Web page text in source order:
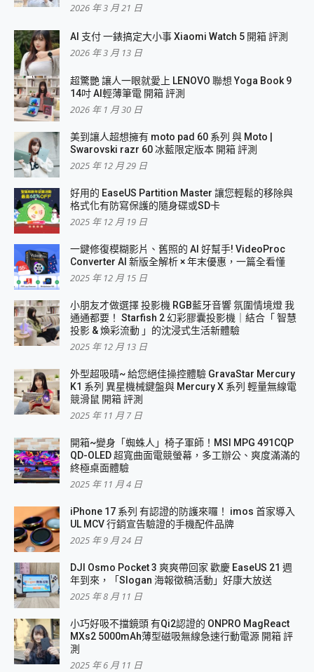
2026 年 3 月 21 日
AI 支付 一錶搞定大小事 Xiaomi Watch 5 開箱 評測
2026 年 3 月 13 日
超驚艷 讓人一眼就愛上 LENOVO 聯想 Yoga Book 9
14吋 AI輕薄筆電 開箱 評測
2026 年 1 月 30 日
美到讓人超想擁有 moto pad 60 系列 與 Moto |
Swarovski razr 60 冰藍限定版本 開箱 評測
2025 年 12 月 29 日
好用的 EaseUS Partition Master 讓您輕鬆的移除與
格式化有防寫保護的隨身碟或SD卡
2025 年 12 月 19 日
一鍵修復模糊影片、舊照的 AI 好幫手! VideoProc
Converter AI 新版全解析 × 年末優惠，一篇全看懂
2025 年 12 月 15 日
小朋友才做選擇 投影機 RGB藍牙音響 氛圍情境燈 我
通通都要！ Starfish 2 幻彩膠囊投影機｜結合「 智慧
投影 & 煥彩流動 」的沈浸式生活新體驗
2025 年 12 月 13 日
外型超吸晴~ 給您絕佳操控體驗 GravaStar Mercury
K1 系列 異星機械鍵盤與 Mercury X 系列 輕量無線電
競滑鼠 開箱 評測
2025 年 11 月 7 日
開箱~變身「蜘蛛人」椅子軍師！MSI MPG 491CQP
QD-OLED 超寬曲面電競螢幕，多工辦公、爽度滿滿的
終極桌面體驗
2025 年 11 月 4 日
iPhone 17 系列 有認證的防護來囉！ imos 首家導入
UL MCV 行銷宣告驗證的手機配件品牌
2025 年 9 月 24 日
DJI Osmo Pocket 3 爽爽帶回家 歡慶 EaseUS 21 週
年到來，「Slogan 海報徵稿活動」好康大放送
2025 年 8 月 11 日
小巧好吸不擋鏡頭 有Qi2認證的 ONPRO MagReact
MXs2 5000mAh薄型磁吸無線急速行動電源 開箱 評
測
2025 年 6 月 11 日